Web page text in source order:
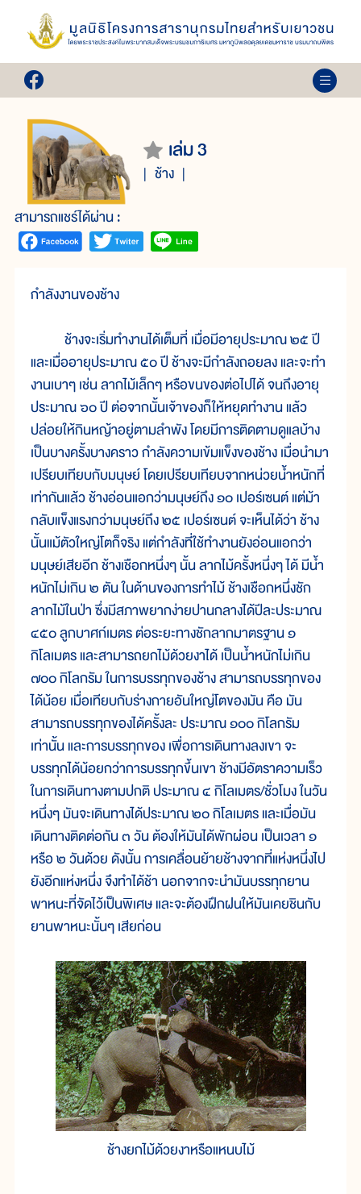
เล่ม 3
ช้าง
สามารถแชร์ได้ผ่าน :
กำลังงานของช้าง
ช้างจะเริ่มทำงานได้เต็มที่ เมื่อมีอายุประมาณ ๒๕ ปี
และเมื่ออายุประมาณ ๕๐ ปี ช้างจะมีกำลังถอยลง และจะทำ
งานเบาๆ เช่น ลากไม้เล็กๆ หรือขนของต่อไปได้ จนถึงอายุ
ประมาณ ๖๐ ปี ต่อจากนั้นเจ้าของก็ให้หยุดทำงาน แล้ว
ปล่อยให้กินหญ้าอยู่ตามลำพัง โดยมีการติดตามดูแลบ้าง
เป็นบางครั้งบางคราว กำลังความเข้มแข็งของช้าง เมื่อนำมา
เปรียบเทียบกับมนุษย์ โดยเปรียบเทียบจากหน่วยน้ำหนักที่
เท่ากันแล้ว ช้างอ่อนแอกว่ามนุษย์ถึง ๑๐ เปอร์เซนต์ แต่ม้า
กลับแข็งแรงกว่ามนุษย์ถึง ๒๕ เปอร์เซนต์ จะเห็นได้ว่า ช้าง
นั้นแม้ตัวใหญ่โตก็จริง แต่กำลังที่ใช้ทำงานยังอ่อนแอกว่า
มนุษย์เสียอีก ช้างเชือกหนึ่งๆ นั้น ลากไม้ครั้งหนึ่งๆ ได้ มีน้ำ
หนักไม่เกิน ๒ ตัน ในด้านของการทำไม้ ช้างเชือกหนึ่งชัก
ลากไม้ในป่า ซึ่งมีสภาพยากง่ายปานกลางได้ปีละประมาณ
๔๕๐ ลูกบาศก์เมตร ต่อระยะทางชักลากมาตรฐาน ๑
กิโลเมตร และสามารถยกไม้ด้วยงาได้ เป็นน้ำหนักไม่เกิน
๗๐๐ กิโลกรัม ในการบรรทุกของช้าง สามารถบรรทุกของ
ได้น้อย เมื่อเทียบกับร่างกายอันใหญ่โตของมัน คือ มัน
สามารถบรรทุกของได้ครั้งละ ประมาณ ๑๐๐ กิโลกรัม
เท่านั้น และการบรรทุกของ เพื่อการเดินทางลงเขา จะ
บรรทุกได้น้อยกว่าการบรรทุกขึ้นเขา ช้างมีอัตราความเร็ว
ในการเดินทางตามปกติ ประมาณ ๔ กิโลเมตร/ชั่วโมง ในวัน
หนึ่งๆ มันจะเดินทางได้ประมาณ ๒๐ กิโลเมตร และเมื่อมัน
เดินทางติดต่อกัน ๓ วัน ต้องให้มันได้พักผ่อน เป็นเวลา ๑
หรือ ๒ วันด้วย ดังนั้น การเคลื่อนย้ายช้างจากที่แห่งหนึ่งไป
ยังอีกแห่งหนึ่ง จึงทำได้ช้า นอกจากจะนำมันบรรทุกยาน
พาหนะที่จัดไว้เป็นพิเศษ และจะต้องฝึกฝนให้มันเคยชินกับ
ยานพาหนะนั้นๆ เสียก่อน
ช้างยกไม้ด้วยงาหรือแหนบไม้